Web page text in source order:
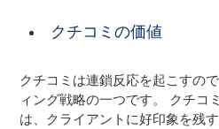
クチコミの価値
クチコミは連鎖反応を起こすの
ィング戦略の一つです。 クチコ
は、クライアントに好印象を残